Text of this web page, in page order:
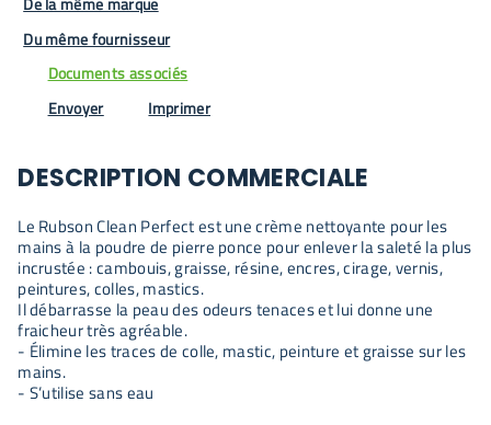
Du même fournisseur
Documents associés
Envoyer
Imprimer
DESCRIPTION COMMERCIALE
Le Rubson Clean Perfect est une crème nettoyante pour les
mains à la poudre de pierre ponce pour enlever la saleté la plus
incrustée : cambouis, graisse, résine, encres, cirage, vernis,
peintures, colles, mastics.
Il débarrasse la peau des odeurs tenaces et lui donne une
fraicheur très agréable.
- Élimine les traces de colle, mastic, peinture et graisse sur les
mains.
- S’utilise sans eau